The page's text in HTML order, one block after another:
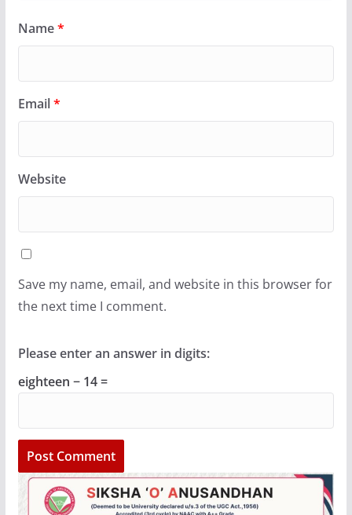
Name*
Email*
Website
Save my name, email, and website in this browser for
the next time I comment.
Please enter an answer in digits:
eighteen − 14 =